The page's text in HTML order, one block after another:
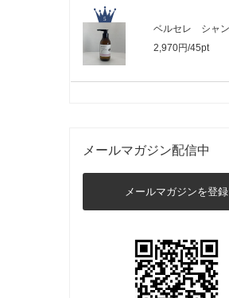
2,970円/45pt
メールマガジン配信中
メールマガジンを登録